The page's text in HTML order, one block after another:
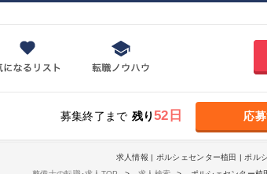
応
募集終了まで 残り52日
求人情報 | ポルシェセンター植田 | ポル